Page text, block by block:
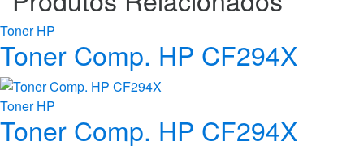
Toner HP
Toner Comp. HP CF294X
Toner HP
Toner Comp. HP CF294X